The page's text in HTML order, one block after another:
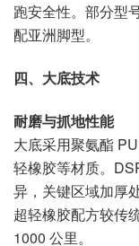
跑安全性。部分型
配亚洲脚型。
四、大底技术
耐磨与抓地性能
大底采用聚氨酯
轻橡胶等材质。
异，关键区域加厚
超轻橡胶配方较传
1000 公里。